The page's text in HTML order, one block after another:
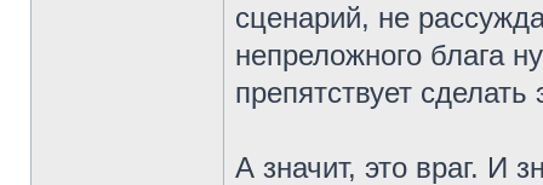
сценарий, не
непреложного блага
препятствует
А значит, это враг. И